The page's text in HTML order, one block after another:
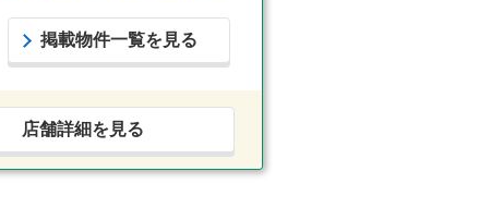
掲載物件一覧を見る
店舗詳細を見る